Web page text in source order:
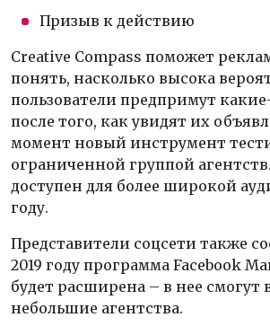
Призыв к действию
Creative Compass поможет
понять, насколько высока
пользователи предпримут
после того, как увидят их
момент новый инструмент
ограниченной группой
доступен для более широкой
году.
Представители соцсети также
2019 году программа Facebook
будет расширена – в нее смогут
небольшие агентства.